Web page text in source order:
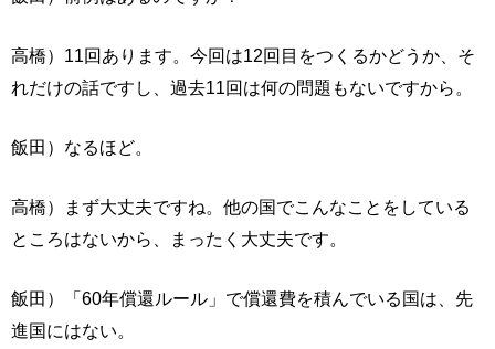
高橋）11回あります。今回は12回目をつくるかどうか、そ
れだけの話ですし、過去11回は何の問題もないですから。
飯田）なるほど。
高橋）まず大丈夫ですね。他の国でこんなことをしている
ところはないから、まったく大丈夫です。
飯田）「60年償還ルール」で償還費を積んでいる国は、先
進国にはない。